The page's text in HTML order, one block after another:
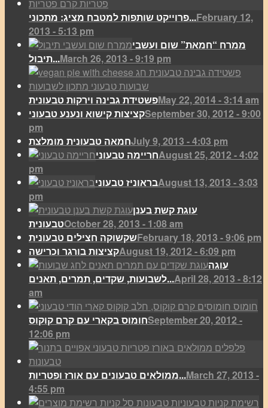
פרוייקט שותפות למטבח מציג: מתכוני...February 12,
2013 - 5:13 pm
ממרח “חמאת” שום ועשבי
תיבול...March 26, 2013 - 9:19 pm
פשטידת גבינה וירקות טבעוניתMay 22, 2014 - 3:14 am
קציצות קישוא ונענע טבעוניSeptember 30, 2012 - 9:00
pm
חמאה טבעונית מומלצתJuly 9, 2013 - 4:03 pm
חריימה טבעוניAugust 25, 2012 - 4:02
pm
בראוניז טבעוניAugust 13, 2013 - 3:03
pm
עוגת קשת בענן
טבעוניתOctober 28, 2013 - 1:08 am
שקשוקה חצילים טבעוניתFebruary 18, 2013 - 9:06 pm
קציצות בורגר וכרישהAugust 19, 2012 - 6:09 pm
עוגה
לשבועות, שקדים, תמרים, תאנים...April 28, 2013 - 8:12
am
חומוס בקארי עם קרם קוקוסSeptember 20, 2012 -
12:06 pm
ממולאים טבעונים עם אורז ופטריות...March 27, 2013 -
4:55 pm